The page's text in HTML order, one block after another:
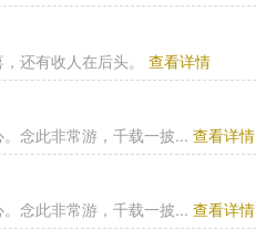
还有收人在后头。 查看详情
念此非常游，千载一披... 查看详情
念此非常游，千载一披... 查看详情